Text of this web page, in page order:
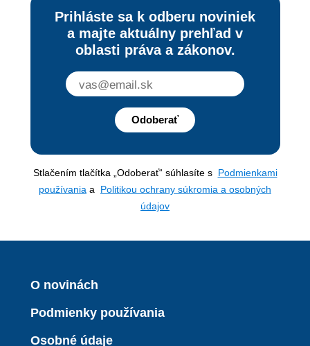
Prihláste sa k odberu noviniek
a majte aktuálny prehľad v
oblasti práva a zákonov.
Odoberať
Stlačením tlačítka „Odoberať“ súhlasíte s Podmienkami
používania a Politikou ochrany súkromia a osobných
údajov
O novinách
Podmienky používania
Osobné údaje